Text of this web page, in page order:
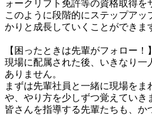
ォークリフト免許等の資格取得を
このように段階的にステップアッ
かりと成長していくことができま
【困ったときは先輩がフォロー！】
現場に配属された後、いきなり一
ありません。
まずは先輩社員と一緒に現場を
や、やり方を少しずつ覚えていき
皆さんを指導する先輩たちも、か